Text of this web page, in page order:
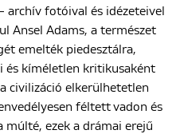
archív fotóival és idézeteivel
Ansel Adams, a természet
emelték piedesztálra,
és kíméletlen kritikusaként
civilizáció elkerülhetetlen
féltett vadon és
múlté, ezek a drámai erejű